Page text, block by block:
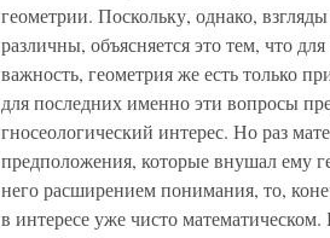
геометрии. Поскольку, однако,
различны, объясняется это тем, что
важность, геометрия же есть только
для последних именно эти вопросы
гносеологический интерес. Но раз
предположения, которые внушал ему
него расширением понимания, то,
в интересе уже чисто